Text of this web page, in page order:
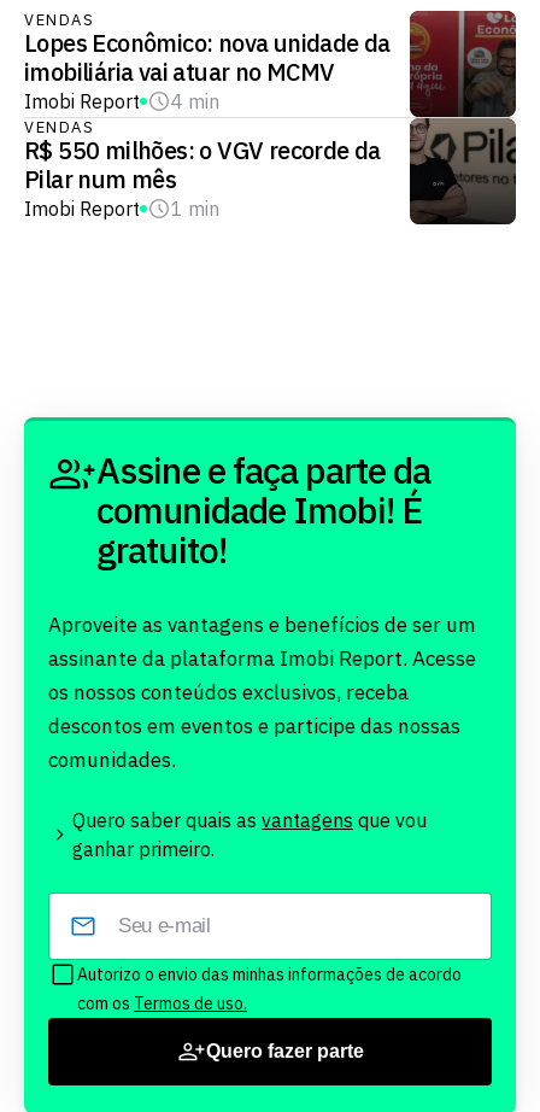
VENDAS
Lopes Econômico: nova unidade da
imobiliária vai atuar no MCMV
Imobi Report 4 min
VENDAS
R$ 550 milhões: o VGV recorde da
Pilar num mês
Imobi Report 1 min
Assine e faça parte da
comunidade Imobi! É
gratuito!
Aproveite as vantagens e benefícios de ser um
assinante da plataforma Imobi Report. Acesse
os nossos conteúdos exclusivos, receba
descontos em eventos e participe das nossas
comunidades.
Quero saber quais as vantagens que vou
ganhar primeiro.
Autorizo o envio das minhas informações de acordo
com os Termos de uso.
Quero fazer parte